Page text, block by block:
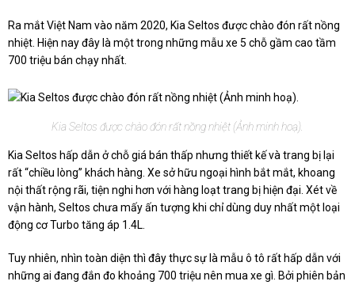
Ra mắt Việt Nam vào năm 2020, Kia Seltos được chào đón rất nồng
nhiệt. Hiện nay đây là một trong những mẫu xe 5 chỗ gầm cao tầm
700 triệu bán chạy nhất.
Kia Seltos được chào đón rất nồng nhiệt (Ảnh minh hoạ).
Kia Seltos hấp dẫn ở chỗ giá bán thấp nhưng thiết kế và trang bị lại
rất “chiều lòng” khách hàng. Xe sở hữu ngoại hình bắt mắt, khoang
nội thất rộng rãi, tiện nghi hơn với hàng loạt trang bị hiện đại. Xét về
vận hành, Seltos chưa mấy ấn tượng khi chỉ dùng duy nhất một loại
động cơ Turbo tăng áp 1.4L.
Tuy nhiên, nhìn toàn diện thì đây thực sự là mẫu ô tô rất hấp dẫn với
những ai đang đắn đo khoảng 700 triệu nên mua xe gì. Bởi phiên bản